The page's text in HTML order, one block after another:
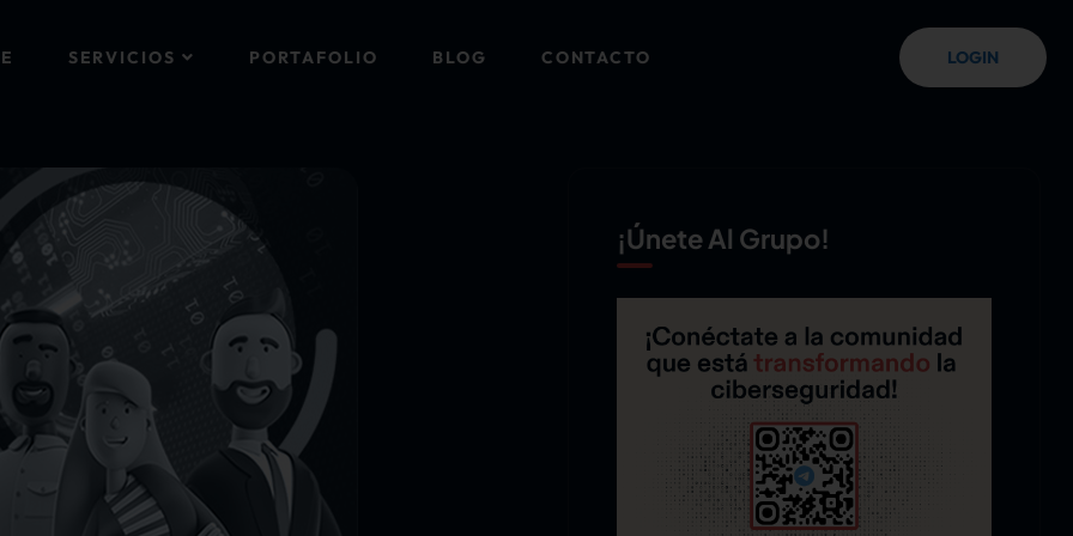
SERVICIOS PORTAFOLIO BLOG CONTACTO LOGIN
¡Únete Al Grupo!